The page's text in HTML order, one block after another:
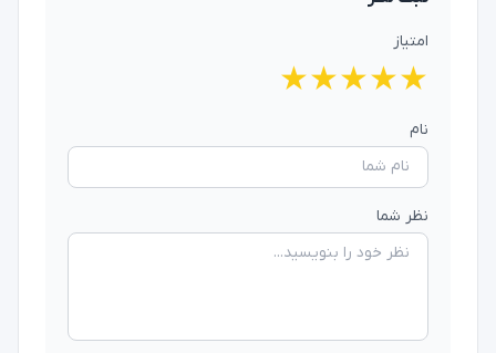
امتیاز
★
★
★
★
★
نام
نظر شما